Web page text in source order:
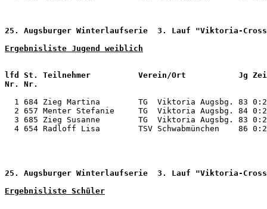
25. Augsburger Winterlaufserie  3. Lauf "Viktoria-
Ergebnisliste Jugend weiblich
lfd St. Teilnehmer          Verein/Ort           Jg
Nr. Nr.
1 684 Zieg Martina        TG  Viktoria Augsbg. 83
2 657 Menter Stefanie     TG  Viktoria Augsbg. 84
3 685 Zieg Susanne        TG  Viktoria Augsbg. 83
4 654 Radloff Lisa        TSV Schwabmünchen    86
25. Augsburger Winterlaufserie  3. Lauf "Viktoria-
Ergebnisliste Schüler